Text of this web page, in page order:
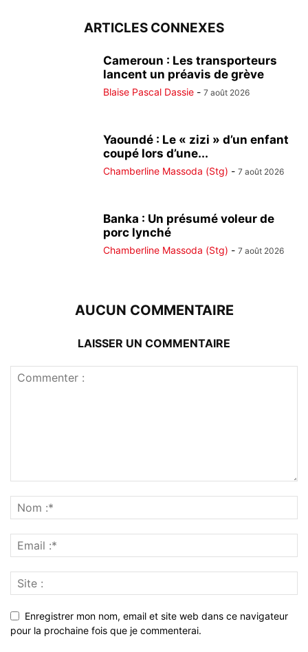
ARTICLES CONNEXES
Cameroun : Les transporteurs
lancent un préavis de grève
Blaise Pascal Dassie - 7 août 2026
Yaoundé : Le « zizi » d’un enfant
coupé lors d’une...
Chamberline Massoda (Stg) - 7 août 2026
Banka : Un présumé voleur de
porc lynché
Chamberline Massoda (Stg) - 7 août 2026
AUCUN COMMENTAIRE
LAISSER UN COMMENTAIRE
Enregistrer mon nom, email et site web dans ce navigateur
pour la prochaine fois que je commenterai.